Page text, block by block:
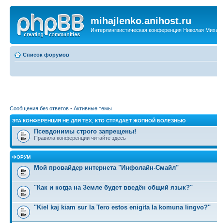
mihajlenko.anihost.ru
Интерлингвистическая конференция Николая
Список форумов
Сообщения без ответов • Активные темы
ЭТА КОНФЕРЕНЦИЯ НЕ ДЛЯ ТЕХ, КТО СТРАДАЕТ ЖОПНОЙ БОЛЕЗНЬЮ
Псевдонимы строго запрещены!
Правила конференции читайте здесь
ФОРУМ
Мой провайдер интернета "Инфолайн-Смайл"
"Как и когда на Земле будет введён общий язык?"
"Kiel kaj kiam sur la Tero estos enigita la komuna lingvo?"